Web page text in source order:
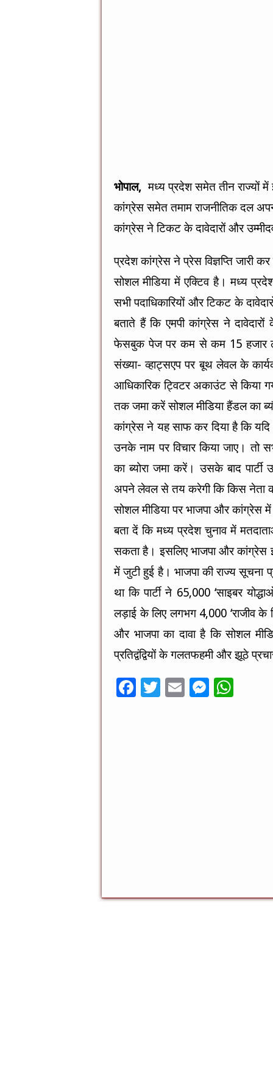
भोपाल, मध्य प्रदेश समेत तीन राज्यों
कांग्रेस समेत तमाम राजनीतिक दल
कांग्रेस ने टिकट के दावेदारों और
प्रदेश कांग्रेस ने प्रेस विज्ञप्ति जारी
सोशल मीडिया में एक्टिव है। मध्य
सभी पदाधिकारियों और टिकट के
बताते हैं कि एमपी कांग्रेस ने दावेदारों
फेसबुक पेज पर कम से कम 15 हजार
संख्या- व्हाट्सएप पर बूथ लेवल के
आधिकारिक ट्विटर अकाउंट से किया
तक जमा करें सोशल मीडिया हैंडल का
कांग्रेस ने यह साफ कर दिया है कि
उनके नाम पर विचार किया जाए। तो
का ब्योरा जमा करें। उसके बाद
अपने लेवल से तय करेगी कि किस नेता
सोशल मीडिया पर भाजपा और कांग्रेस
बता दें कि मध्य प्रदेश चुनाव में
सकता है। इसलिए भाजपा और कांग्रेस
में जुटी हुई है। भाजपा की राज्य सूचना
था कि पार्टी ने 65,000 ‘साइबर
लड़ाई के लिए लगभग 4,000 ‘राजीव के
और भाजपा का दावा है कि सोशल
प्रतिद्वंद्वियों के गलतफहमी और झूठे
F
T
E
M